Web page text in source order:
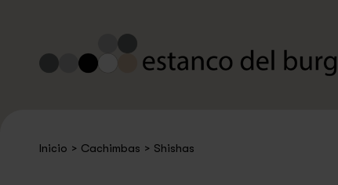
Inicio > Cachimbas > Shishas